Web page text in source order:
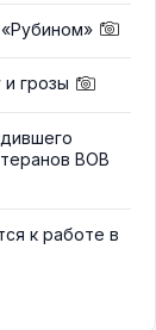
грозы
ВОВ
к работе в